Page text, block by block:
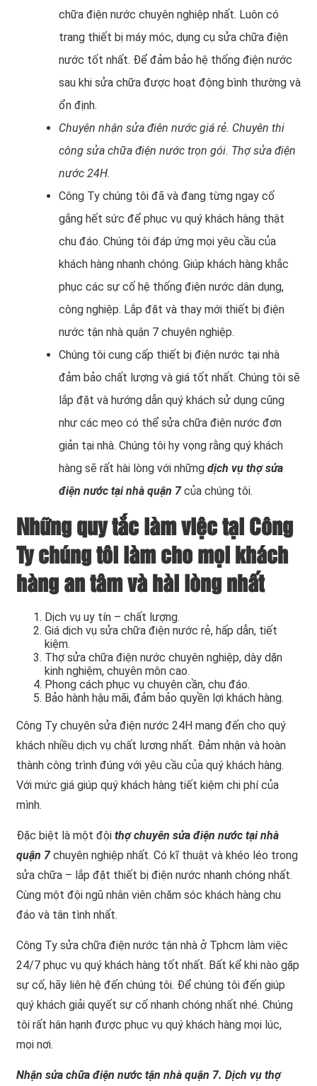
chữa điện nước chuyên nghiệp nhất. Luôn có
trang thiết bị máy móc, dụng cụ sửa chữa điện
nước tốt nhất. Để đảm bảo hệ thống điện nước
sau khi sửa chữa được hoạt động bình thường và
ổn định.
Chuyên nhận sửa điên nước giá rẻ. Chuyên thi
công sửa chữa điện nước trọn gói. Thợ sửa điện
nước 24H.
Công Ty chúng tôi đã và đang từng ngay cố
gắng hết sức để phục vụ quý khách hàng thật
chu đáo. Chúng tôi đáp ứng mọi yêu cầu của
khách hàng nhanh chóng. Giúp khách hàng khắc
phục các sự cố hệ thống điện nước dân dụng,
công nghiệp. Lắp đặt và thay mới thiết bị điện
nước tận nhà quận 7 chuyên nghiệp.
Chúng tôi cung cấp thiết bị điện nước tại nhà
đảm bảo chất lượng và giá tốt nhất. Chúng tôi sẽ
lắp đặt và hướng dẫn quý khách sử dụng cũng
như các mẹo có thể sửa chữa điện nước đơn
giản tại nhà. Chúng tôi hy vọng rằng quý khách
hàng sẽ rất hài lòng với những dịch vụ thợ sửa
điện nước tại nhà quận 7 của chúng tôi.
Những quy tắc làm việc tại Công
Ty chúng tôi làm cho mọi khách
hàng an tâm và hài lòng nhất
Dịch vụ uy tín – chất lượng.
Giá dịch vụ sửa chữa điện nước rẻ, hấp dẫn, tiết
kiệm.
Thợ sửa chữa điện nước chuyên nghiệp, dày dặn
kinh nghiệm, chuyên môn cao.
Phong cách phục vụ chuyên cần, chu đáo.
Bảo hành hậu mãi, đảm bảo quyền lợi khách hàng.
Công Ty chuyên sửa điện nước 24H mang đến cho quý
khách nhiều dịch vụ chất lương nhất. Đảm nhận và hoàn
thành công trình đúng với yêu cầu của quý khách hàng.
Với mức giá giúp quý khách hàng tiết kiệm chi phí của
mình.
Đặc biệt là một đội thợ chuyên sửa điện nước tại nhà
quận 7chuyên nghiệp nhất. Có kĩ thuật và khéo léo trong
sửa chữa – lắp đặt thiết bị điện nước nhanh chóng nhất.
Cùng một đội ngũ nhân viên chăm sóc khách hàng chu
đáo và tân tình nhất.
Công Ty sửa chữa điện nước tận nhà ở Tphcm làm việc
24/7 phục vụ quý khách hàng tốt nhất. Bất kể khi nào gặp
sự cố, hãy liên hệ đến chúng tôi. Để chúng tôi đến giúp
quý khách giải quyết sự cố nhanh chóng nhất nhé. Chúng
tôi rất hân hạnh được phục vụ quý khách hàng mọi lúc,
mọi nơi.
Nhận sửa chữa điện nước tận nhà quận 7. Dịch vụ thợ